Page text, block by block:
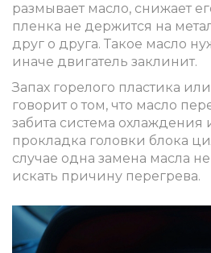
размывает масло, снижает
пленка не держится на
друг о друга. Такое масло
иначе двигатель заклинит.
Запах горелого пластика
говорит о том, что масло
забита система охлаждения
прокладка головки блока
случае одна замена масла
искать причину перегрева.